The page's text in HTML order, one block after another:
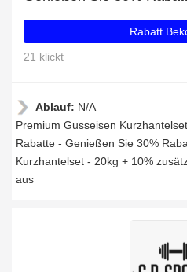
Rabatt
21 klickt
Ablauf: N/A
Premium Gusseisen
Rabatte - Genießen Sie 30%
Kurzhantelset - 20kg + 10%
aus